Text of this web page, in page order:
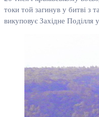
токи той загинув у битві з
викуповує Західне Поділля